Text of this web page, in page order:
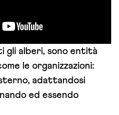
gli alberi, sono entità
le organizzazioni:
adattandosi
ed essendo